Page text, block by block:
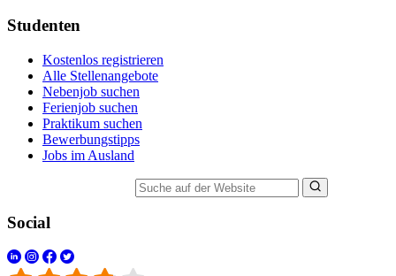
Studenten
Kostenlos registrieren
Alle Stellenangebote
Nebenjob suchen
Ferienjob suchen
Praktikum suchen
Bewerbungstipps
Jobs im Ausland
Social